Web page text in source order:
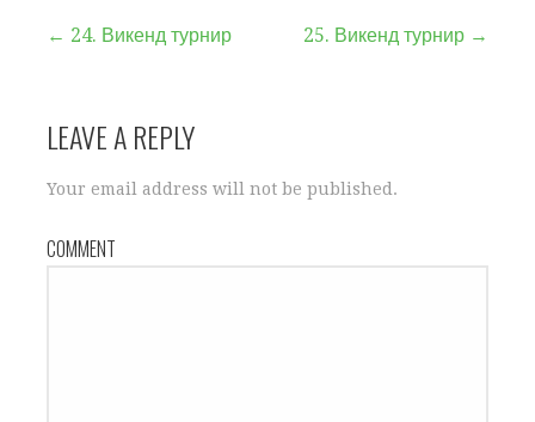
← 24. Викенд турнир 25. Викенд турнир →
LEAVE A REPLY
Your email address will not be published.
COMMENT